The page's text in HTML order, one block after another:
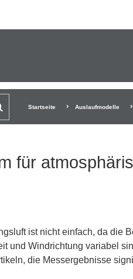
Startseite Auslaufmodelle
für
ist nicht einfach, da die
und Windrichtung variabel
die Messergebnisse